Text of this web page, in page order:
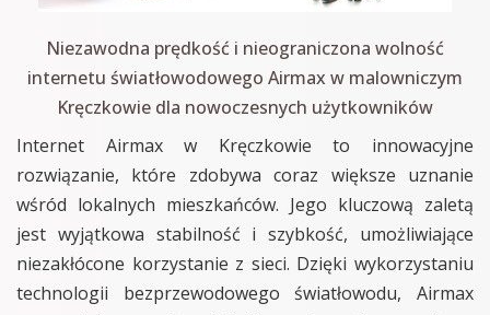
Niezawodna prędkość i nieograniczona wolność
internetu światłowodowego Airmax w malowniczym
Kręczkowie dla nowoczesnych użytkowników
Internet Airmax w Kręczkowie to innowacyjne
rozwiązanie, które zdobywa coraz większe uznanie
wśród lokalnych mieszkańców. Jego kluczową zaletą
jest wyjątkowa stabilność i szybkość, umożliwiające
niezakłócone korzystanie z sieci. Dzięki wykorzystaniu
technologii bezprzewodowego światłowodu, Airmax